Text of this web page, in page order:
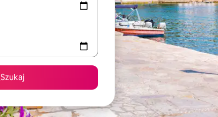
Szukaj